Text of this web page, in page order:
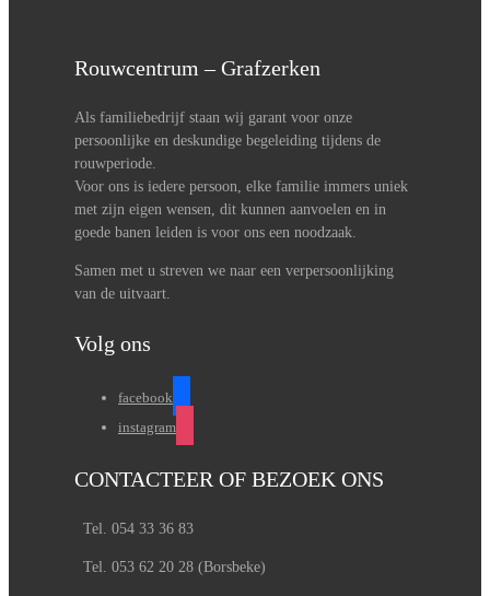
Rouwcentrum – Grafzerken
Als familiebedrijf staan wij garant voor onze
persoonlijke en deskundige begeleiding tijdens de
rouwperiode.
Voor ons is iedere persoon, elke familie immers uniek
met zijn eigen wensen, dit kunnen aanvoelen en in
goede banen leiden is voor ons een noodzaak.
Samen met u streven we naar een verpersoonlijking
van de uitvaart.
Volg ons
facebook
instagram
CONTACTEER OF BEZOEK ONS
Tel. 054 33 36 83
Tel. 053 62 20 28 (Borsbeke)